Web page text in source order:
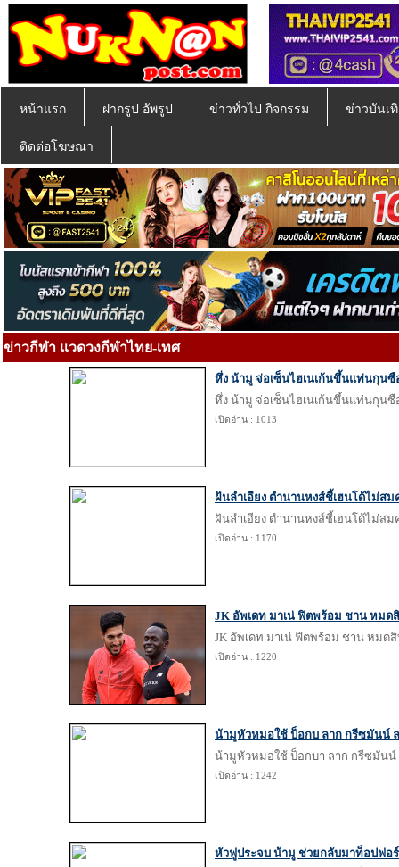
หน้าแรก ฝากรูป อัพรูป ข่าวทั่วไป กิจกรรม ข่าวบันเ
ติดต่อโฆษณา
ข่าวกีฬา แวดวงกีฬาไทย-เทศ
หึ่ง น้ามู จ่อเซ็นไฮเนเก้นขึ้นแท่นกุนซื
หึ่ง น้ามู จ่อเซ็นไฮเนเก้นขึ้นแท่นกุนซื
เปิดอ่าน : 1013
ฝันลำเอียง ตำนานหงส์ชี้เฮนโด้ไม่สม
ฝันลำเอียง ตำนานหงส์ชี้เฮนโด้ไม่สม
เปิดอ่าน : 1170
JK อัพเดท มาเน่ ฟิตพร้อม ชาน หมด
JK อัพเดท มาเน่ ฟิตพร้อม ชาน หมด
เปิดอ่าน : 1220
น้ามูหัวหมอใช้ ป็อกบ ลาก กรีซมันน์
น้ามูหัวหมอใช้ ป็อกบา ลาก กรีซมันน์
เปิดอ่าน : 1242
หัวฟูประจบ น้ามู ช่วยกลับมาท็อปฟอ